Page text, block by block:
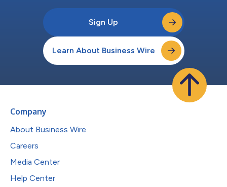
Sign Up
Learn About Business Wire
Company
About Business Wire
Careers
Media Center
Help Center